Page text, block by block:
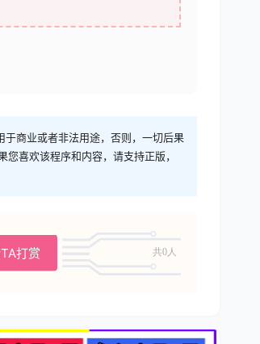
商业或者非法用途，否则，一切后果
喜欢该程序和内容，请支持正版，
打赏 共0人